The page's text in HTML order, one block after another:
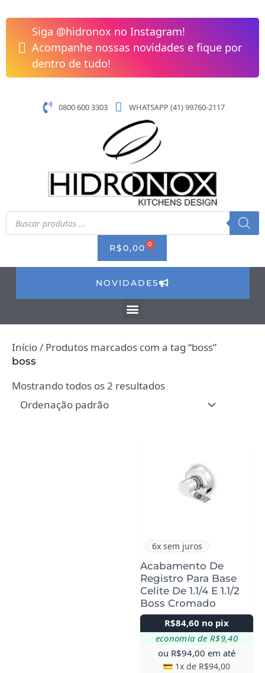
para
conteúdo
Siga @hidronox no Instagram!
Acompanhe nossas novidades e fique por
dentro de tudo!
0800 600 3303 WHATSAPP (41) 99760-2117
Pesquisar
produtos
R$0,00 0 CART
NOVIDADES
Início/ Produtos marcados com a tag “boss”
boss
Mostrando todos os 2 resultados
6x sem juros
Acabamento De
Registro Para Base
Celite De 1.1/4 E 1.1/2
Boss Cromado
R$84,60 no pix
economia de R$9,40
ou R$94,00 em até
💳 1x de R$94,00